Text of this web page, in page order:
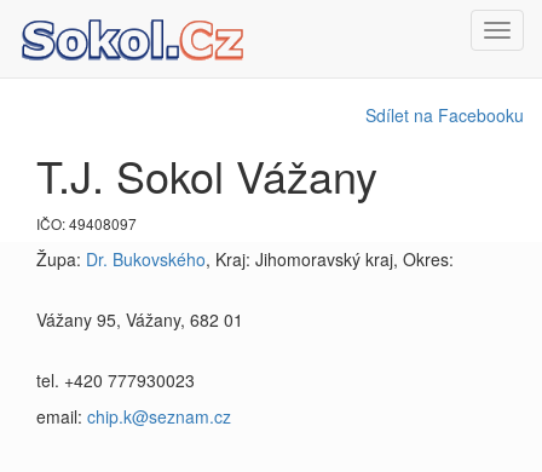
Sdílet na Facebooku
T.J. Sokol Vážany
IČO: 49408097
Župa: Dr. Bukovského, Kraj: Jihomoravský kraj, Okres:
Vážany 95, Vážany, 682 01
tel. +420 777930023
email: chip.k@seznam.cz